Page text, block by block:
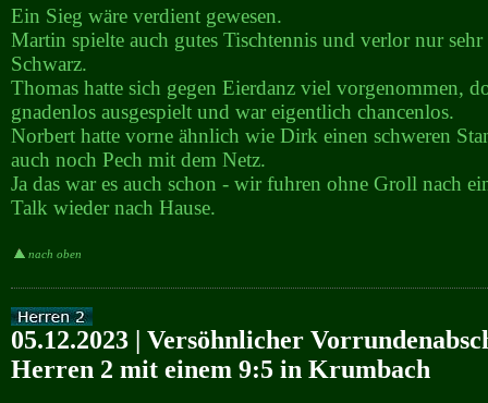
Ein Sieg wäre verdient gewesen.
Martin spielte auch gutes Tischtennis und verlor nur
Schwarz.
Thomas hatte sich gegen Eierdanz viel vorgenommen,
gnadenlos ausgespielt und war eigentlich chancenlos.
Norbert hatte vorne ähnlich wie Dirk einen schweren
auch noch Pech mit dem Netz.
Ja das war es auch schon - wir fuhren ohne Groll nach
Talk wieder nach Hause.
nach oben
05.12.2023 | Versöhnlicher
Herren 2 mit einem 9:5 in Krumbach